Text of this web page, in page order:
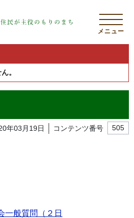
メニュー
。
年03月19日 コンテンツ番号 505
一般質問（２日